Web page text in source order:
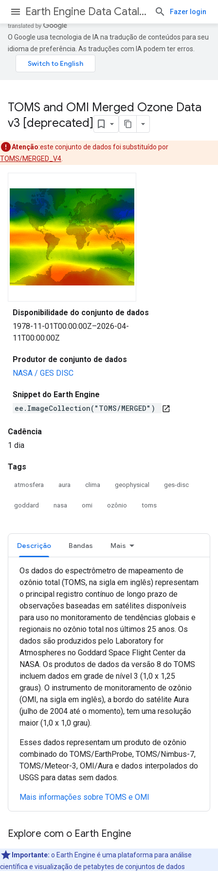
Earth Engine Data Catalog Fazer login
O Google usa tecnologia de IA na tradução de conteúdos para seu
idioma de preferência. As traduções com IA podem ter erros.
TOMS and OMI Merged Ozone Data
v3 [deprecated]
Atenção:este conjunto de dados foi substituído por
TOMS/MERGED_V4
Disponibilidade do conjunto de dados
1978-11-01T00:00:00Z–2026-04-
11T00:00:00Z
Produtor de conjunto de dados
NASA / GES DISC
Snippet do Earth Engine
ee.ImageCollection("TOMS/MERGED")
open_in_new
Cadência
1 dia
Tags
atmosfera aura clima geophysical ges-disc
goddard nasa omi ozônio toms
Descrição Bandas Mais
Os dados do espectrômetro de mapeamento de
ozônio total (TOMS, na sigla em inglês) representam
o principal registro contínuo de longo prazo de
observações baseadas em satélites disponíveis
para uso no monitoramento de tendências globais e
regionais no ozônio total nos últimos 25 anos. Os
dados são produzidos pelo Laboratory for
Atmospheres no Goddard Space Flight Center da
NASA. Os produtos de dados da versão 8 do TOMS
incluem dados em grade de nível 3 (1,0 x 1,25
graus). O instrumento de monitoramento de ozônio
(OMI, na sigla em inglês), a bordo do satélite Aura
(julho de 2004 até o momento), tem uma resolução
maior (1,0 x 1,0 grau).
Esses dados representam um produto de ozônio
combinado do TOMS/EarthProbe, TOMS/Nimbus-7,
TOMS/Meteor-3, OMI/Aura e dados interpolados do
USGS para datas sem dados.
Mais informações sobre TOMS e OMI
Explore com o Earth Engine
Importante: o Earth Engine é uma plataforma para análise
científica e visualização de petabytes de conjuntos de dados